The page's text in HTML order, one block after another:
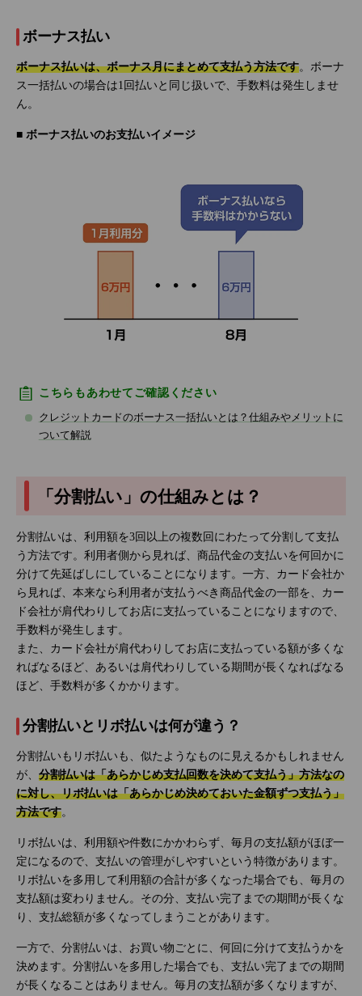
ボーナス払い
ボーナス払いは、ボーナス月にまとめて支払う方法です。ボーナ
ス一括払いの場合は1回払いと同じ扱いで、手数料は発生しませ
ん。
■ ボーナス払いのお支払いイメージ
こちらもあわせてご確認ください
クレジットカードのボーナス一括払いとは？仕組みやメリットに
ついて解説
「分割払い」の仕組みとは？
分割払いは、利用額を3回以上の複数回にわたって分割して支払
う方法です。利用者側から見れば、商品代金の支払いを何回かに
分けて先延ばしにしていることになります。一方、カード会社か
ら見れば、本来なら利用者が支払うべき商品代金の一部を、カー
ド会社が肩代わりしてお店に支払っていることになりますので、
手数料が発生します。
また、カード会社が肩代わりしてお店に支払っている額が多くな
ればなるほど、あるいは肩代わりしている期間が長くなればなる
ほど、手数料が多くかかります。
分割払いとリボ払いは何が違う？
分割払いもリボ払いも、似たようなものに見えるかもしれません
が、 分割払いは「あらかじめ支払回数を決めて支払う」方法なの
に対し、リボ払いは「あらかじめ決めておいた金額ずつ支払う」
方法です。
リボ払いは、利用額や件数にかかわらず、毎月の支払額がほぼ一
定になるので、支払いの管理がしやすいという特徴があります。
リボ払いを多用して利用額の合計が多くなった場合でも、毎月の
支払額は変わりません。その分、支払い完了までの期間が長くな
り、支払総額が多くなってしまうことがあります。
一方で、分割払いは、お買い物ごとに、何回に分けて支払うかを
決めます。分割払いを多用した場合でも、支払い完了までの期間
が長くなることはありません。毎月の支払額が多くなりますが、